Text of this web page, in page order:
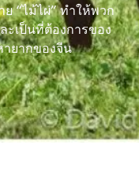
“ไม้ไผ่” ทำให้พวก
เป็นที่ต้องการของ
ยากของจีน